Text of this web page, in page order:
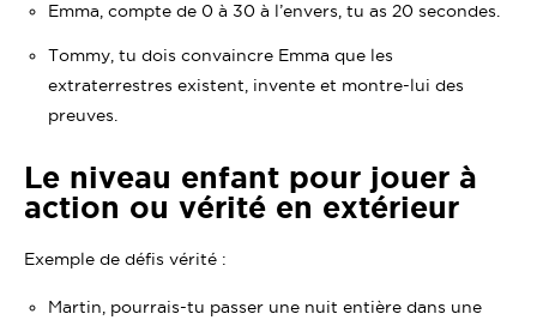
Emma, compte de 0 à 30 à l’envers, tu as 20 secondes.
Tommy, tu dois convaincre Emma que les
extraterrestres existent, invente et montre-lui des
preuves.
Le niveau enfant pour jouer à
action ou vérité en extérieur
Exemple de défis vérité :
Martin, pourrais-tu passer une nuit entière dans une